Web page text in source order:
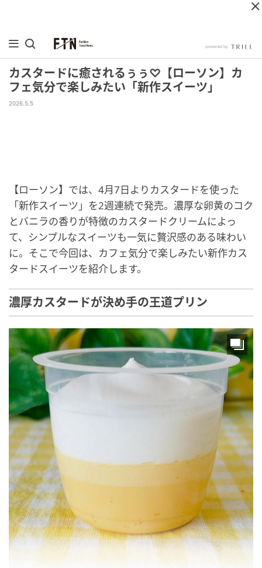
カスタードに癒されるぅぅ♡【ローソン】カ
フェ気分で楽しみたい「新作スイーツ」
2026.5.5
【ローソン】では、4月7日よりカスタードを使った
「新作スイーツ」を2週連続で発売。濃厚な卵黄のコク
とバニラの香りが特徴のカスタードクリームによっ
て、シンプルなスイーツも一気に贅沢感のある味わい
に。そこで今回は、カフェ気分で楽しみたい新作カス
タードスイーツを紹介します。
濃厚カスタードが決め手の王道プリン